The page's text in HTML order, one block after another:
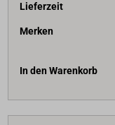
Lieferzeit
Merken
In den Warenkorb